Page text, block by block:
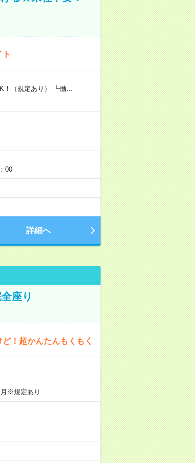
！（規定あり） ┗働…
00
詳細へ
座り
！超かんたんもくもく
※規定あり